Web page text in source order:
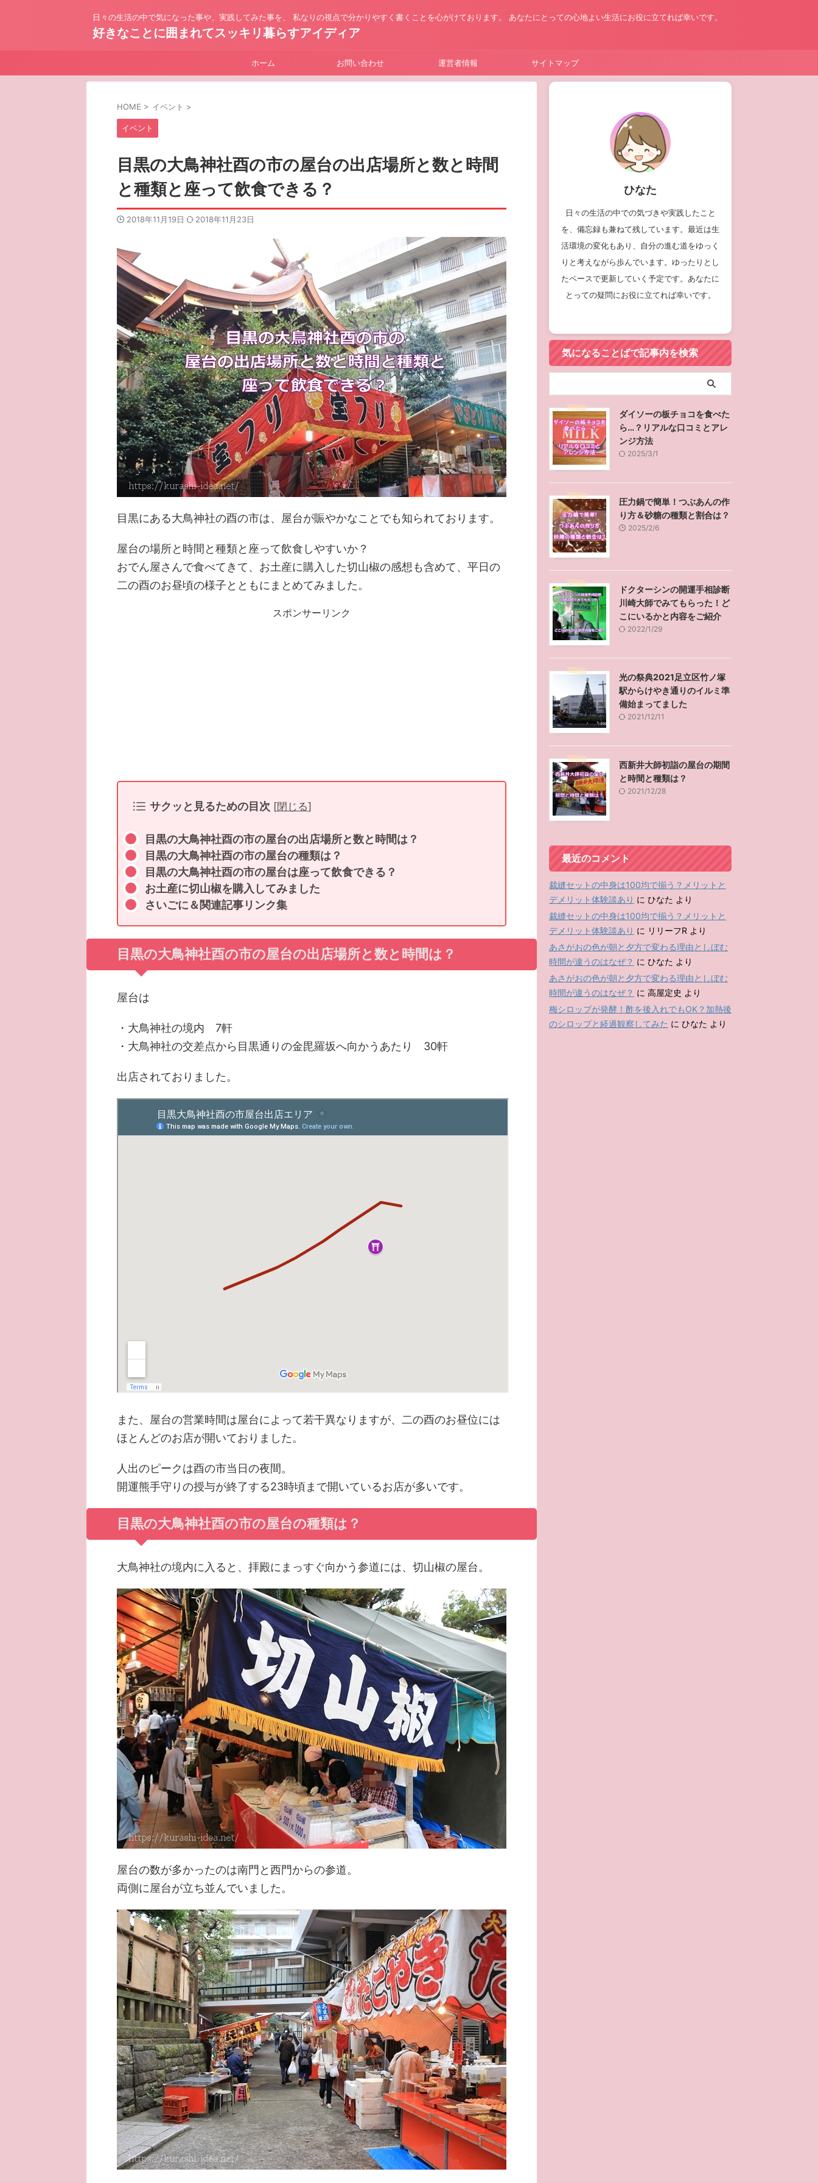
日々の生活の中で気になった事や、実践してみた事を、 私なりの視点で分かりやすく書くことを心がけております。 あなたにとっての心地よい生活にお役に立てれば幸いです。
好きなことに囲まれてスッキリ暮らすアイディア
ホーム お問い合わせ 運営者情報 サイトマップ
HOME > イベント >
イベント
目黒の大鳥神社酉の市の屋台の出店場所と数と時間
と種類と座って飲食できる？
2018年11月19日 2018年11月23日
目黒にある大鳥神社の酉の市は、屋台が賑やかなことでも知られております。
屋台の場所と時間と種類と座って飲食しやすいか？
おでん屋さんで食べてきて、お土産に購入した切山椒の感想も含めて、平日の
二の酉のお昼頃の様子とともにまとめてみました。
スポンサーリンク
サクッと見るための目次 [閉じる]
目黒の大鳥神社酉の市の屋台の出店場所と数と時間は？
目黒の大鳥神社酉の市の屋台の種類は？
目黒の大鳥神社酉の市の屋台は座って飲食できる？
お土産に切山椒を購入してみました
さいごに＆関連記事リンク集
目黒の大鳥神社酉の市の屋台の出店場所と数と時間は？
屋台は
・大鳥神社の境内 7軒
・大鳥神社の交差点から目黒通りの金毘羅坂へ向かうあたり 30軒
出店されておりました。
また、屋台の営業時間は屋台によって若干異なりますが、二の酉のお昼位には
ほとんどのお店が開いておりました。
人出のピークは酉の市当日の夜間。
開運熊手守りの授与が終了する23時頃まで開いているお店が多いです。
目黒の大鳥神社酉の市の屋台の種類は？
大鳥神社の境内に入ると、拝殿にまっすぐ向かう参道には、切山椒の屋台。
屋台の数が多かったのは南門と西門からの参道。
両側に屋台が立ち並んでいました。
ひなた
日々の生活の中での気づきや実践したこと
を、備忘録も兼ねて残しています。最近は生
活環境の変化もあり、自分の進む道をゆっく
りと考えながら歩んでいます。ゆったりとし
たペースで更新していく予定です。あなたに
とっての疑問にお役に立てれば幸いです。
気になることばで記事内を検索
ダイソーの板チョコを食べた
ら…？リアルな口コミとアレ
ンジ方法
2025/3/1
圧力鍋で簡単！つぶあんの作
り方＆砂糖の種類と割合は？
2025/2/6
ドクターシンの開運手相診断
川崎大師でみてもらった！ど
こにいるかと内容をご紹介
2022/1/29
光の祭典2021足立区竹ノ塚
駅からけやき通りのイルミ準
備始まってました
2021/12/11
西新井大師初詣の屋台の期間
と時間と種類は？
2021/12/28
最近のコメント
裁縫セットの中身は100均で揃う？メリットと
デメリット体験談あり に ひなた より
裁縫セットの中身は100均で揃う？メリットと
デメリット体験談あり に リリーフR より
あさがおの色が朝と夕方で変わる理由としぼむ
時間が違うのはなぜ？ に ひなた より
あさがおの色が朝と夕方で変わる理由としぼむ
時間が違うのはなぜ？ に 高屋定史 より
梅シロップが発酵！酢を後入れでもOK？加熱後
のシロップと経過観察してみた に ひなた より